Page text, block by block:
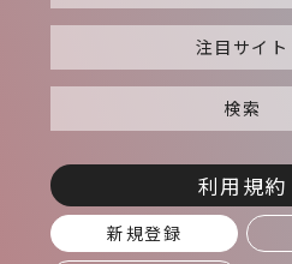
注目サイト
検索
利用規約
新規登録